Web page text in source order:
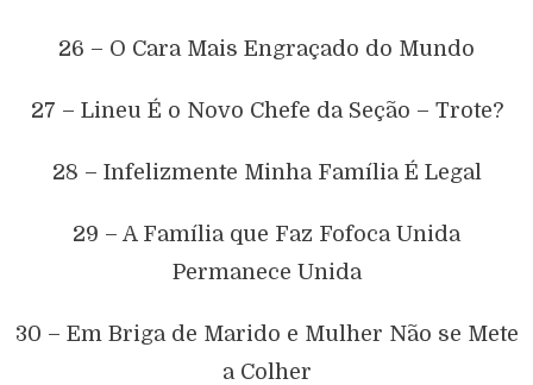
26 – O Cara Mais Engraçado do Mundo
27 – Lineu É o Novo Chefe da Seção – Trote?
28 – Infelizmente Minha Família É Legal
29 – A Família que Faz Fofoca Unida
Permanece Unida
30 – Em Briga de Marido e Mulher Não se Mete
a Colher